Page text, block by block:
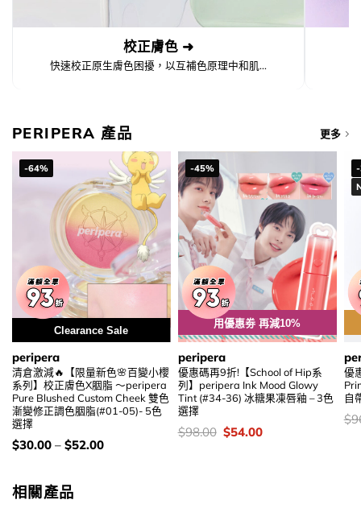
校正膚色 ➜
快速校正原生膚色困擾，以互補色原理中和肌...
PERIPERA 產品 更多
-64%
Clearance Sale
peripera
清倉激減🔥【限量新色🌸百變小櫻
系列】校正膚色X胭脂 ～peripera
Pure Blushed Custom Cheek 雙色
漸變修正調色胭脂(#01-05)- 5色
選擇
價
錢：
$30.00– $52.00
-45%
用優惠劵 再減10%
peripera
優惠碼再9折!【School of Hip系
列】peripera Ink Mood Glowy
Tint (#34-36) 冰糖果凍唇釉 – 3色
選擇
價
錢：
$98.00 Original
price
$54.00Current
優
自
價
錢
$
相關產品